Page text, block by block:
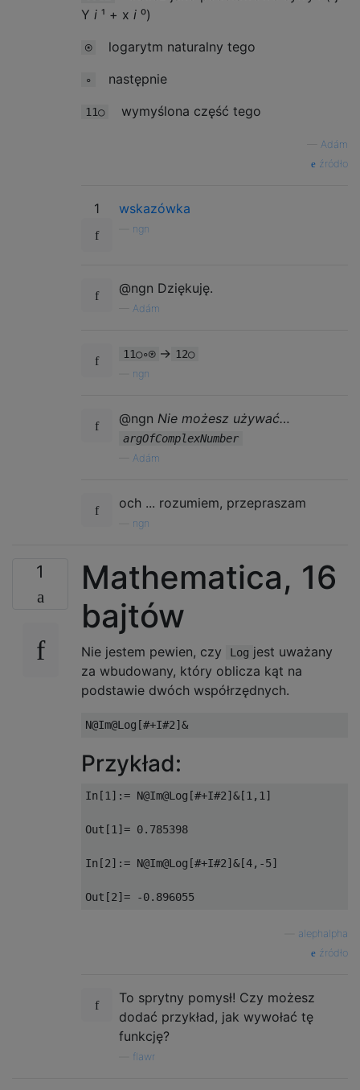
Y i ¹ + x i ⁰)
⍟ logarytm naturalny tego
∘ następnie
11○ wymyślona część tego
Adám
źródło
1 wskazówka
ngn
@ngn Dziękuję.
Adám
11○∘⍟ -> 12○
ngn
@ngn Nie możesz używać…
argOfComplexNumber
Adám
och ... rozumiem, przepraszam
ngn
1
Mathematica, 16
bajtów
Nie jestem pewien, czy Log jest uważany
za wbudowany, który oblicza kąt na
podstawie dwóch współrzędnych.
Przykład:
In[1]:= N@Im@Log[#+I#2]&[1,1]
Out[1]= 0.785398
In[2]:= N@Im@Log[#+I#2]&[4,-5]
alephalpha
źródło
To sprytny pomysł! Czy możesz
dodać przykład, jak wywołać tę
funkcję?
flawr